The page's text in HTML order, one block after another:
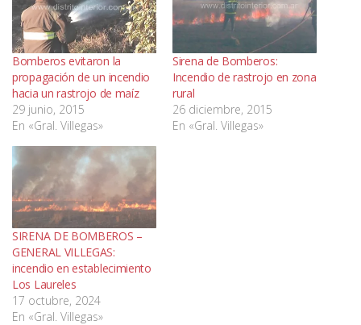
Bomberos evitaron la
propagación de un incendio
hacia un rastrojo de maíz
29 junio, 2015
En «Gral. Villegas»
Sirena de Bomberos:
Incendio de rastrojo en zona
rural
26 diciembre, 2015
En «Gral. Villegas»
SIRENA DE BOMBEROS –
GENERAL VILLEGAS:
incendio en establecimiento
Los Laureles
17 octubre, 2024
En «Gral. Villegas»